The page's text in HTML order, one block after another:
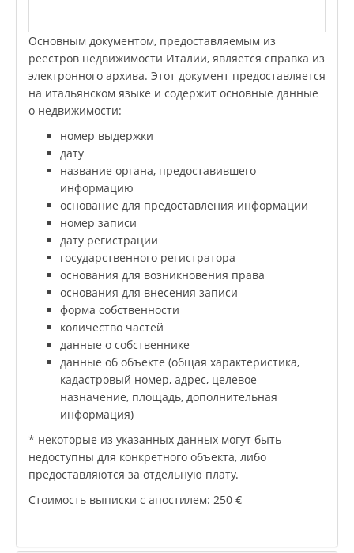
Основным документом, предоставляемым из
реестров недвижимости Италии, является справка из
электронного архива. Этот документ предоставляется
на итальянском языке и содержит основные данные
о недвижимости:
номер выдержки
дату
название органа, предоставившего
информацию
основание для предоставления информации
номер записи
дату регистрации
государственного регистратора
основания для возникновения права
основания для внесения записи
форма собственности
количество частей
данные о собственнике
данные об объекте (общая характеристика,
кадастровый номер, адрес, целевое
назначение, площадь, дополнительная
информация)
* некоторые из указанных данных могут быть
недоступны для конкретного объекта, либо
предоставляются за отдельную плату.
Стоимость выписки с апостилем: 250 €